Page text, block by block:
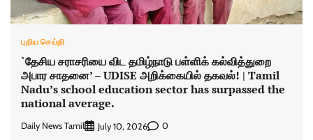
புதிய செய்தி
`தேசிய சராசரியை விட தமிழ்நாடு பள்ளிக் கல்வித்துறை
அபார சாதனை’ – UDISE அறிக்கையில் தகவல்! | Tamil
Nadu’s school education sector has surpassed the
national average.
Daily News Tamil July 10, 2026 0